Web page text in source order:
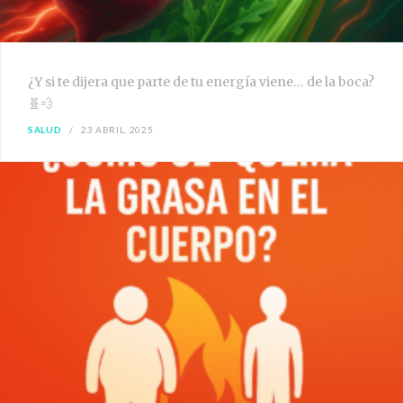
¿Y si te dijera que parte de tu energía viene… de la boca?
🧬💨
SALUD 23 ABRIL, 2025